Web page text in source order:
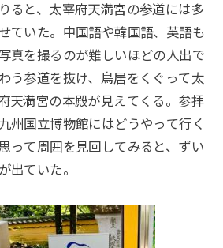
ると、太宰府天満宮の参道には多
ていた。中国語や韓国語、英語も
真を撮るのが難しいほどの人出で
う参道を抜け、鳥居をくぐって太
天満宮の本殿が見えてくる。参拝
州国立博物館にはどうやって行く
って周囲を見回してみると、ずい
出ていた。